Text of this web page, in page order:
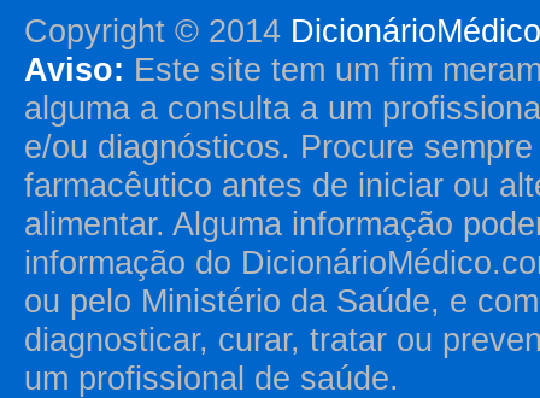
Copyright © 2014
Aviso: Este site tem um fim
alguma a consulta a um
e/ou diagnósticos. Procure
farmacêutico antes de iniciar ou
alimentar. Alguma informação
informação do
ou pelo Ministério da Saúde, e
diagnosticar, curar, tratar ou
um profissional de saúde.